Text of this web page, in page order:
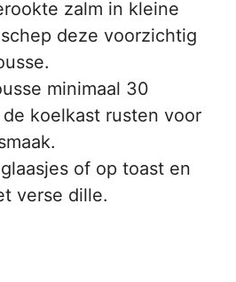
zalm in kleine
deze voorzichtig
minimaal 30
koelkast rusten voor
of op toast en
verse dille.